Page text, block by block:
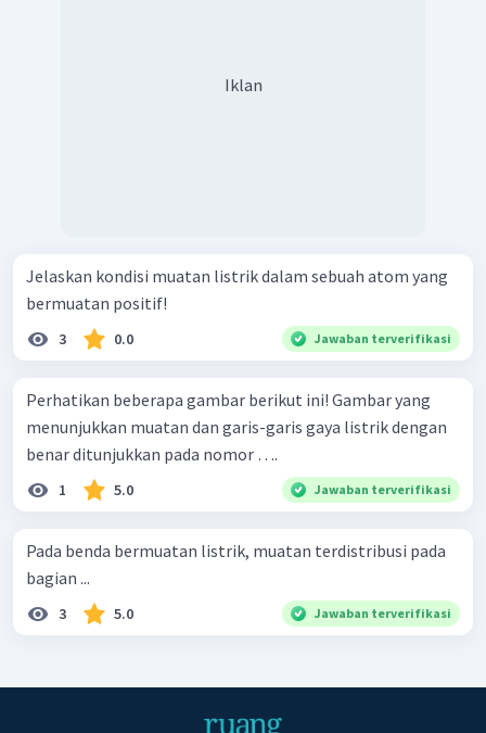
Iklan
Jelaskan kondisi muatan listrik dalam sebuah atom yang
bermuatan positif!
3 0.0 Jawaban terverifikasi
Perhatikan beberapa gambar berikut ini! Gambar yang
menunjukkan muatan dan garis-garis gaya listrik dengan
benar ditunjukkan pada nomor ….
1 5.0 Jawaban terverifikasi
Pada benda bermuatan listrik, muatan terdistribusi pada
bagian ...
3 5.0 Jawaban terverifikasi